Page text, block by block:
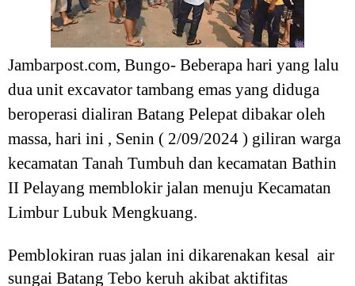
Jambarpost.com, Bungo- Beberapa hari yang lalu
dua unit excavator tambang emas yang diduga
beroperasi dialiran Batang Pelepat dibakar oleh
massa, hari ini , Senin ( 2/09/2024 ) giliran warga
kecamatan Tanah Tumbuh dan kecamatan Bathin
II Pelayang memblokir jalan menuju Kecamatan
Limbur Lubuk Mengkuang.
Pemblokiran ruas jalan ini dikarenakan kesal air
sungai Batang Tebo keruh akibat aktifitas